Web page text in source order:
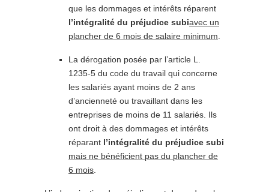
que les dommages et intérêts réparent
l’intégralité du préjudice subiavec un
plancher de 6 mois de salaire minimum
La dérogation posée par l’article L.
1235-5 du code du travail qui concerne
les salariés ayant moins de 2 ans
d’ancienneté ou travaillant dans les
entreprises de moins de 11 salariés. Ils
ont droit à des dommages et intérêts
réparant l’intégralité du préjudice subi
mais ne bénéficient pas du plancher de
6 mois